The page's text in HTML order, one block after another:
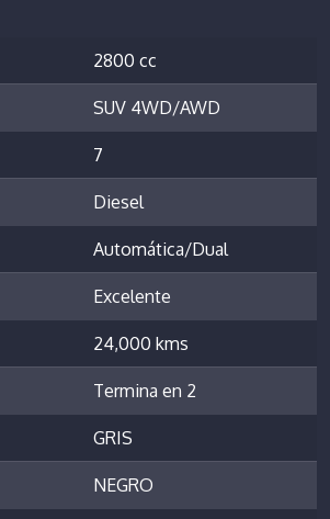
2800 cc
SUV 4WD/AWD
7
Diesel
Automática/Dual
Excelente
24,000 kms
Termina en 2
GRIS
NEGRO